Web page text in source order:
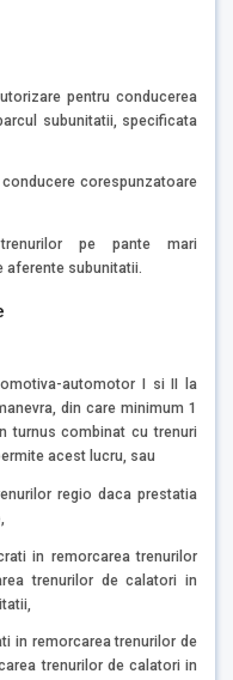
pentru conducerea
subunitatii, specificata
corespunzatoare
pe pante mari
aferente subunitatii.
automotor I si II la
din care minimum 1
turnus combinat cu trenuri
acest lucru, sau
regio daca prestatia
in remorcarea trenurilor
trenurilor de calatori in
in remorcarea trenurilor de
trenurilor de calatori in